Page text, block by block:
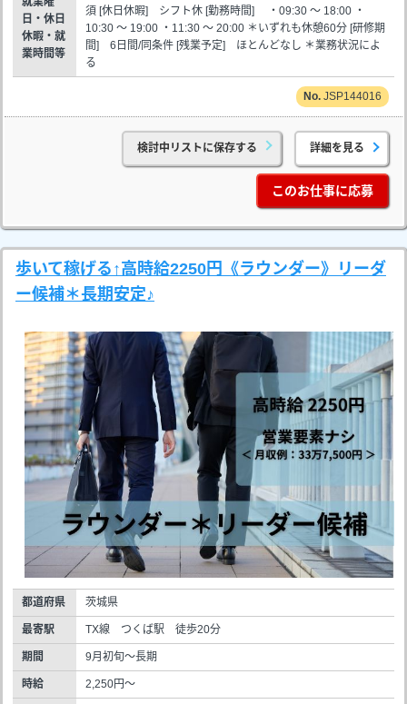
日・休日
休暇・就
業時間等
須 [休日休暇] シフト休 [勤務時間] ・09:30 ～ 18:00 ・
10:30 ～ 19:00 ・11:30 ～ 20:00 ＊いずれも休憩60分 [研修期
間] 6日間/同条件 [残業予定] ほとんどなし ＊業務状況によ
る
JSP144016
検討中リストに保存する 詳細を見る
このお仕事に応募
歩いて稼げる↑高時給2250円《ラウンダー》リーダ
ー候補＊長期安定♪
都道府県 茨城県
最寄駅 TX線 つくば駅 徒歩20分
期間 9月初旬～長期
時給 2,250円～